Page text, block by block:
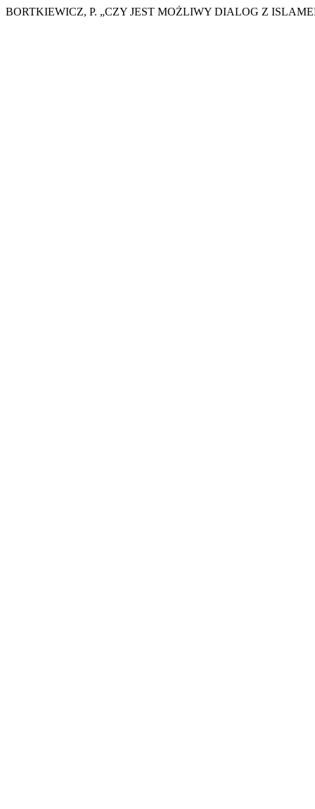
BORTKIEWICZ, P. „CZY JEST MOŻLIWY DIALOG Z